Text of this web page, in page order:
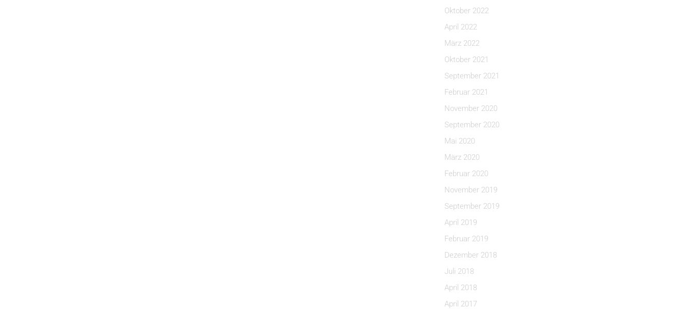
Oktober 2022
April 2022
März 2022
Oktober 2021
September 2021
Februar 2021
November 2020
September 2020
Mai 2020
März 2020
Februar 2020
November 2019
September 2019
April 2019
Februar 2019
Dezember 2018
Juli 2018
April 2018
April 2017